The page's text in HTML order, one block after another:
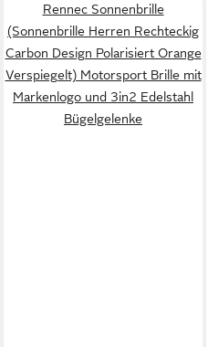
Rennec Sonnenbrille
(Sonnenbrille Herren Rechteckig
Carbon Design Polarisiert Orange
Verspiegelt) Motorsport Brille mit
Markenlogo und 3in2 Edelstahl
Bügelgelenke